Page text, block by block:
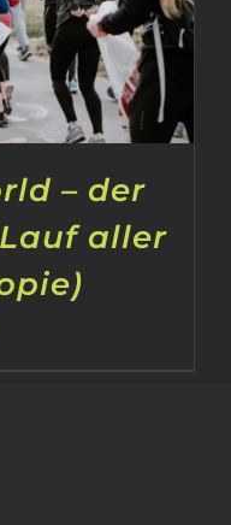
– der
aller